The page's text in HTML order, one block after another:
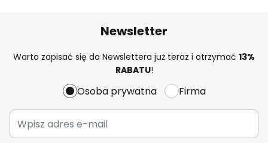
Newsletter
Warto zapisać się do Newslettera już teraz i otrzymać 13%
RABATU!
Osoba prywatna Firma